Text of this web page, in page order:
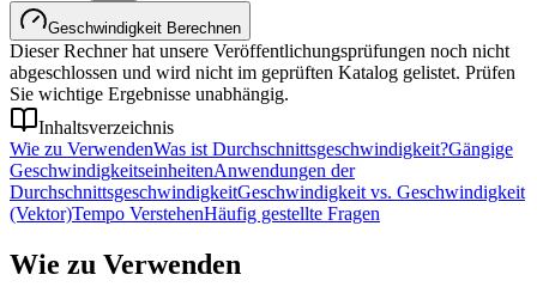
Geschwindigkeit Berechnen
Dieser Rechner hat unsere Veröffentlichungsprüfungen noch nicht
abgeschlossen und wird nicht im geprüften Katalog gelistet. Prüfen
Sie wichtige Ergebnisse unabhängig.
Inhaltsverzeichnis
Wie zu VerwendenWas ist Durchschnittsgeschwindigkeit?Gängige
GeschwindigkeitseinheitenAnwendungen der
DurchschnittsgeschwindigkeitGeschwindigkeit vs. Geschwindigkeit
(Vektor)Tempo VerstehenHäufig gestellte Fragen
Wie zu Verwenden